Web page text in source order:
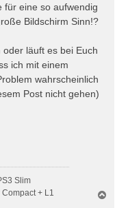
für eine so aufwendig
Bildschirm Sinn!?
läuft es bei Euch
ich mit einem
wahrscheinlich
Post nicht gehen)
Slim
+ L1